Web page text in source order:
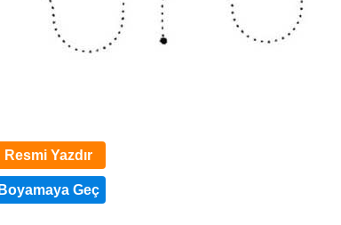
Resmi Yazdır